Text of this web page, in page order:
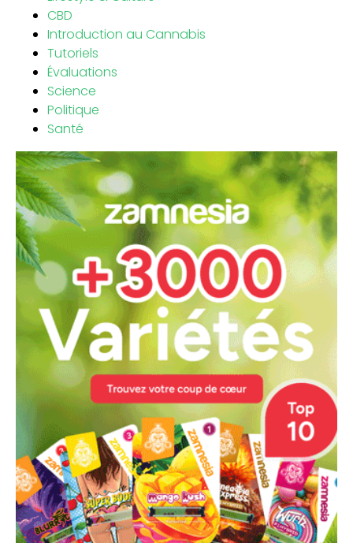
CBD
Introduction au Cannabis
Tutoriels
Évaluations
Science
Politique
Santé